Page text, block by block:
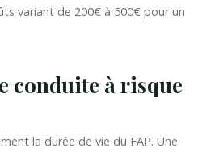
variant de 200€ à 500€ pour un
conduite à risque
la durée de vie du FAP. Une